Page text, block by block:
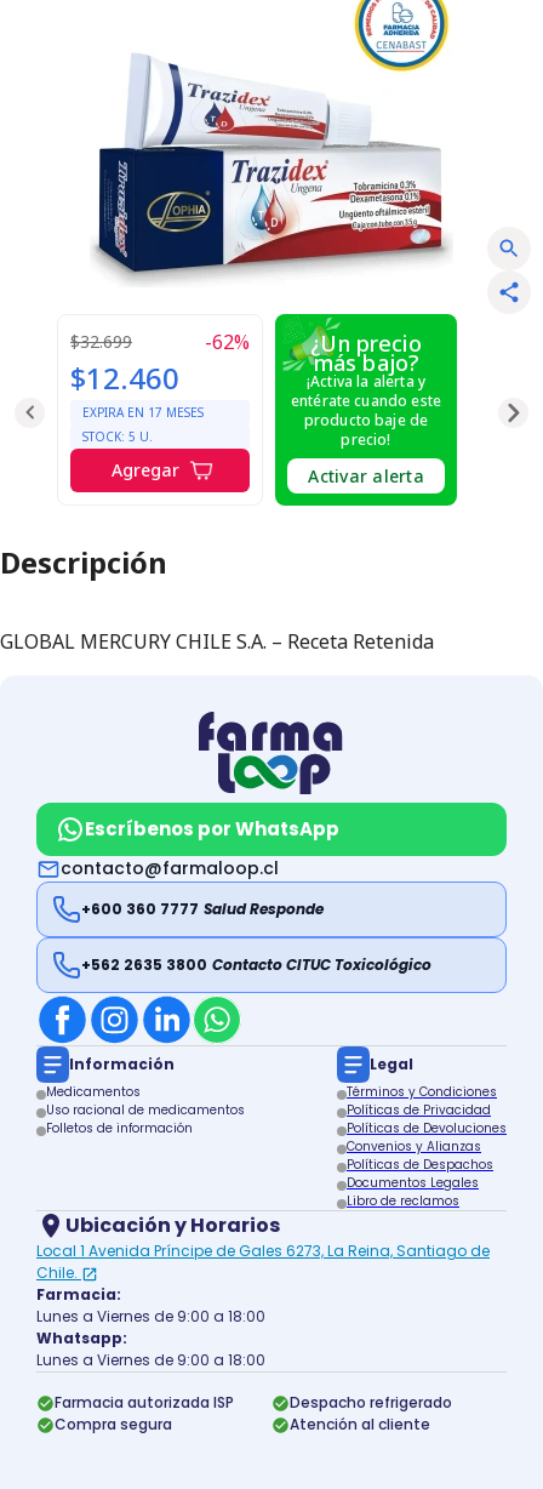
$32.699 -62%
$12.460
EXPIRA EN 17 MESES
STOCK: 5 U.
Agregar
¿Un precio
más bajo?
¡Activa la alerta y
entérate cuando este
producto baje de
precio!
Activar alerta
Descripción
GLOBAL MERCURY CHILE S.A. – Receta Retenida
Escríbenos por WhatsApp
contacto@farmaloop.cl
+600 360 7777 Salud Responde
+562 2635 3800 Contacto CITUC Toxicológico
Información
Medicamentos
Uso racional de medicamentos
Folletos de información
Legal
Términos y Condiciones
Políticas de Privacidad
Políticas de Devoluciones
Convenios y Alianzas
Políticas de Despachos
Documentos Legales
Libro de reclamos
Ubicación y Horarios
Local 1 Avenida Príncipe de Gales 6273, La Reina, Santiago de
Chile.
Farmacia:
Lunes a Viernes de 9:00 a 18:00
Whatsapp:
Lunes a Viernes de 9:00 a 18:00
Farmacia autorizada ISP
Despacho refrigerado
Compra segura
Atención al cliente